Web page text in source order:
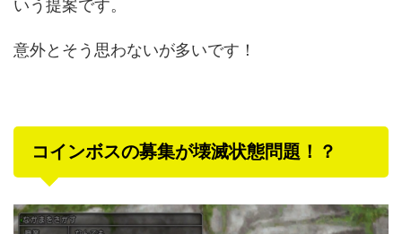
いう提案です。
意外とそう思わないが多いです！
コインボスの募集が壊滅状態問題！？